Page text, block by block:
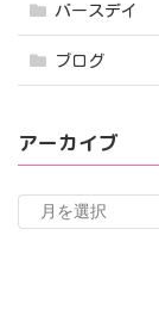
バースデイ
ブログ
アーカイブ